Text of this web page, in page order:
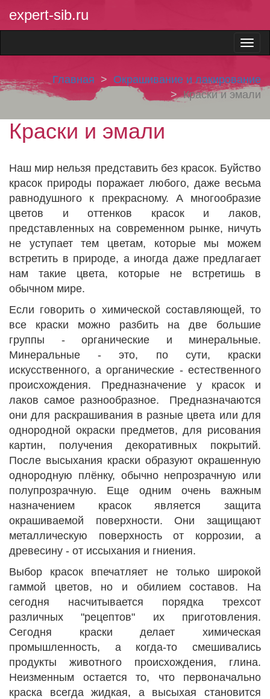
expert-sib.ru
Главная
Окрашивание и лакирование
Краски и эмали
Краски и эмали
Наш мир нельзя представить без красок. Буйство
красок природы поражает любого, даже весьма
равнодушного к прекрасному. А многообразие
цветов и оттенков красок и лаков,
представленных на современном рынке, ничуть
не уступает тем цветам, которые мы можем
встретить в природе, а иногда даже предлагает
нам такие цвета, которые не встретишь в
обычном мире.
Если говорить о химической составляющей, то
все краски можно разбить на две большие
группы - органические и минеральные.
Минеральные - это, по сути, краски
искусственного, а органические - естественного
происхождения. Предназначение у красок и
лаков самое разнообразное. Предназначаются
они для раскрашивания в разные цвета или для
однородной окраски предметов, для рисования
картин, получения декоративных покрытий.
После высыхания краски образуют окрашенную
однородную плёнку, обычно непрозрачную или
полупрозрачную. Еще одним очень важным
назначением красок является защита
окрашиваемой поверхности. Они защищают
металлическую поверхность от коррозии, а
древесину - от иссыхания и гниения.
Выбор красок впечатляет не только широкой
гаммой цветов, но и обилием составов. На
сегодня насчитывается порядка трехсот
различных "рецептов" их приготовления.
Сегодня краски делает химическая
промышленность, а когда-то смешивались
продукты животного происхождения, глина.
Неизменным остается то, что первоначально
краска всегда жидкая, а высыхая становится